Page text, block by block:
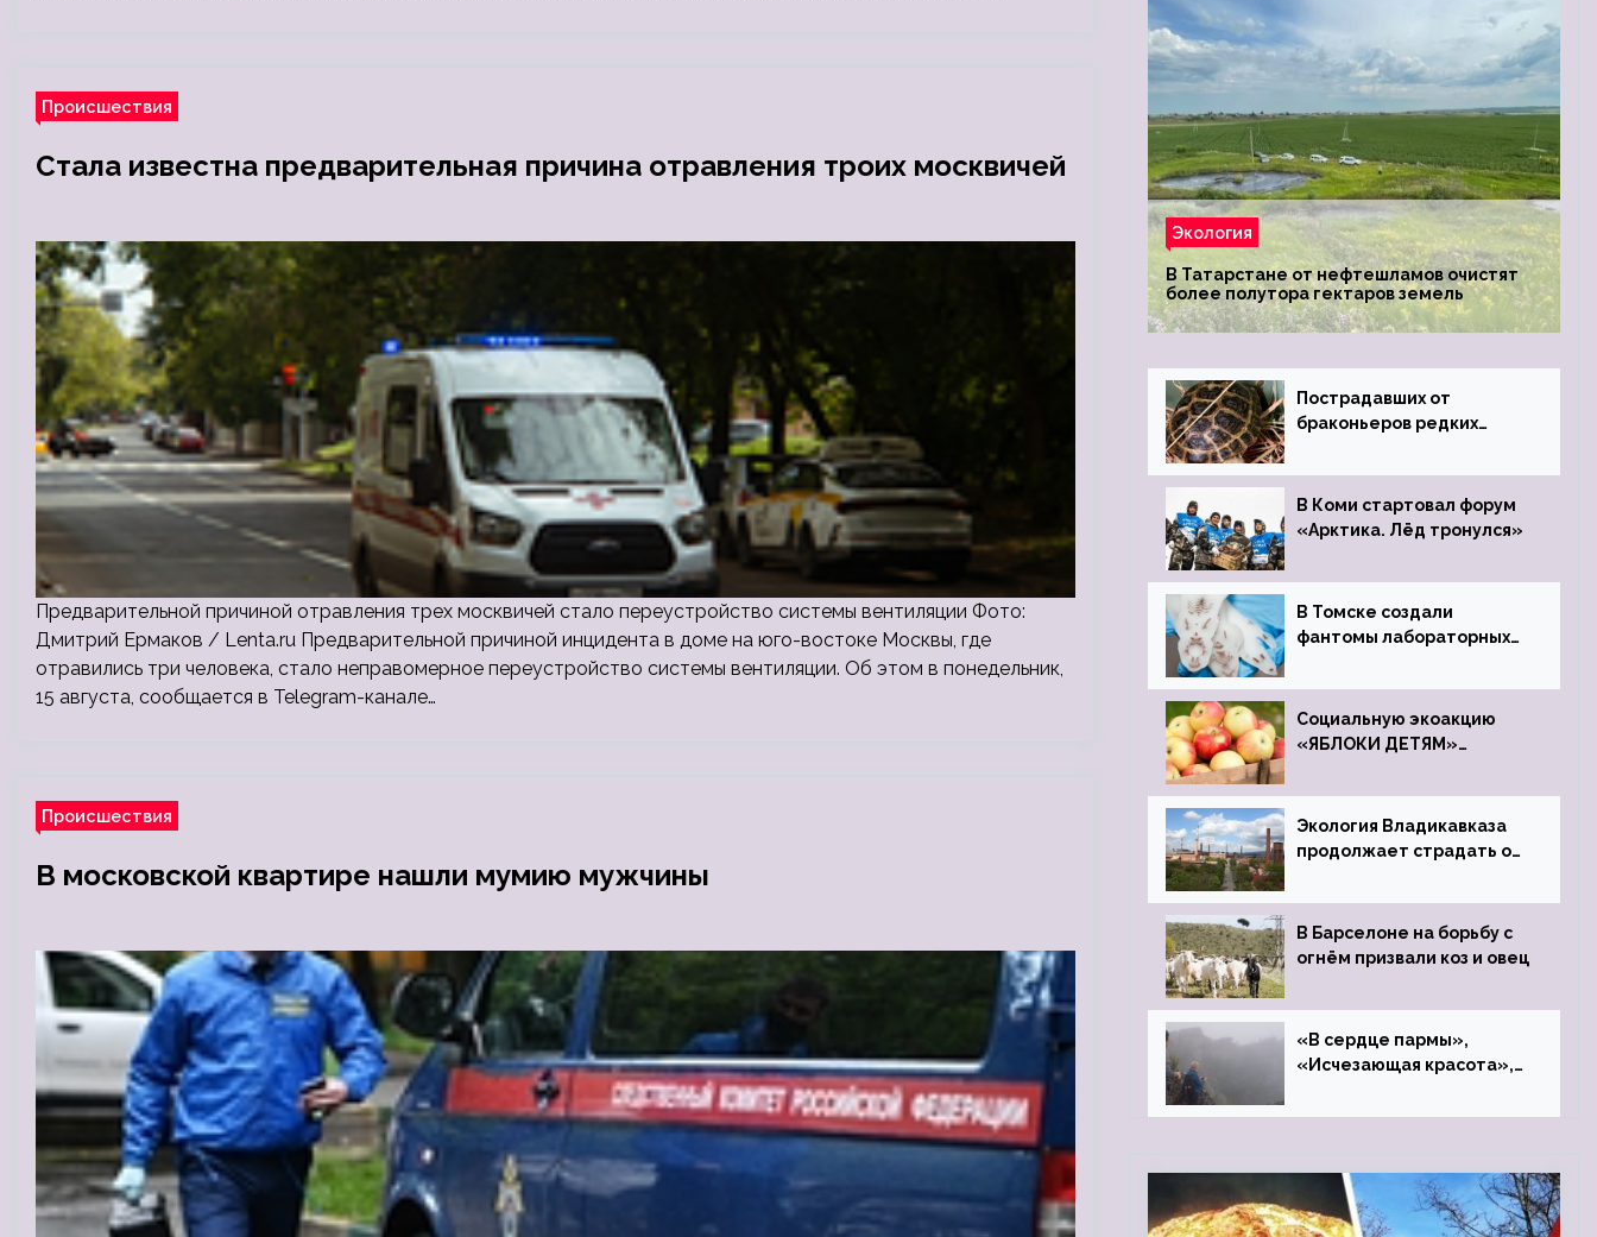
Происшествия
Стала известна предварительная причина отравления троих москвичей
Предварительной причиной отравления трех москвичей стало переустройство системы вентиляции Фото:
Дмитрий Ермаков / Lenta.ru Предварительной причиной инцидента в доме на юго-востоке Москвы, где
отравились три человека, стало неправомерное переустройство системы вентиляции. Об этом в понедельник,
15 августа, сообщается в Telegram-канале…
Происшествия
В московской квартире нашли мумию мужчины
Экология
В Татарстане от нефтешламов очистят
более полутора гектаров земель
Пострадавших от
браконьеров редких
Ростовский зоопарк
В Коми стартовал форум
«Арктика. Лёд тронулся»
В Томске создали
фантомы лабораторных
Социальную экоакцию
«ЯБЛОКИ ДЕТЯМ»
Экология Владикавказа
продолжает страдать от
завода
В Барселоне на борьбу с
огнём призвали коз и овец
«В сердце пармы»,
«Исчезающая красота»,